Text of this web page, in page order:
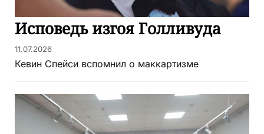
Исповедь изгоя Голливуда
11.07.2026
Кевин Спейси вспомнил о маккартизме